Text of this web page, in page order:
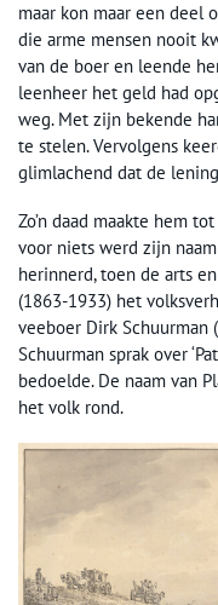
maar kon maar een deel
die arme mensen nooit
van de boer en leende
leenheer het geld had
weg. Met zijn bekende
te stelen. Vervolgens
glimlachend dat de
Zo’n daad maakte hem
voor niets werd zijn
herinnerd, toen de arts
(1863-1933) het
veeboer Dirk Schuurman
Schuurman sprak over
bedoelde. De naam van
het volk rond.